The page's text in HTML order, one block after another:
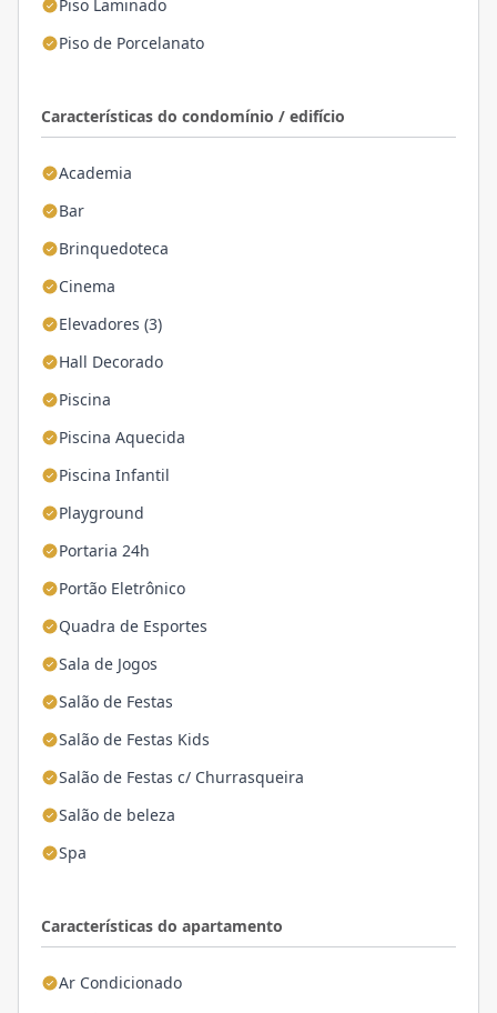
Piso Laminado
Piso de Porcelanato
Características do condomínio / edifício
Academia
Bar
Brinquedoteca
Cinema
Elevadores (3)
Hall Decorado
Piscina
Piscina Aquecida
Piscina Infantil
Playground
Portaria 24h
Portão Eletrônico
Quadra de Esportes
Sala de Jogos
Salão de Festas
Salão de Festas Kids
Salão de Festas c/ Churrasqueira
Salão de beleza
Spa
Características do apartamento
Ar Condicionado